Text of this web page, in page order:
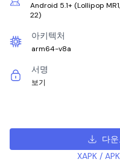
Android 5.1+ (Lollipop
22)
아키텍처
arm64-v8a
서명
보기
다
XAPK /